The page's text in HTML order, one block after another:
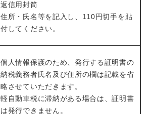
​返信用封筒
​住所・氏名等を記入し、110円切手を貼
付してください。
個人情報保護のため、発行する証明書の
納税義務者氏名及び住所の欄は記載を省
略させていただきます。
軽自動車税に滞納がある場合は、証明書
は発行できません。